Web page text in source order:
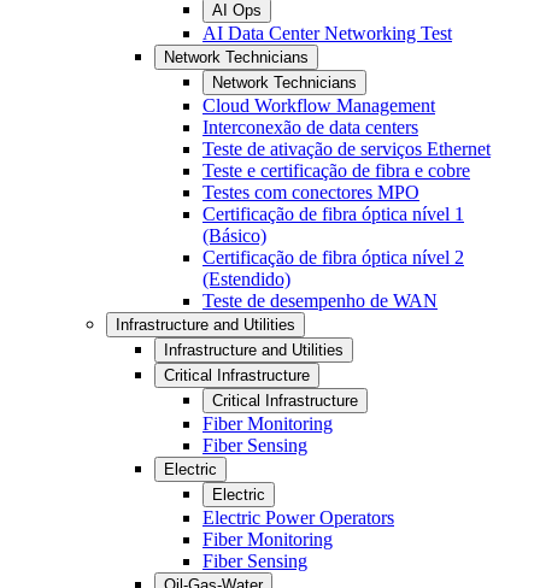
AI Ops
AI Data Center Networking Test
Network Technicians
Network Technicians
Cloud Workflow Management
Interconexão de data centers
Teste de ativação de serviços Ethernet
Teste e certificação de fibra e cobre
Testes com conectores MPO
Certificação de fibra óptica nível 1
(Básico)
Certificação de fibra óptica nível 2
(Estendido)
Teste de desempenho de WAN
Infrastructure and Utilities
Infrastructure and Utilities
Critical Infrastructure
Critical Infrastructure
Fiber Monitoring
Fiber Sensing
Electric
Electric
Electric Power Operators
Fiber Monitoring
Fiber Sensing